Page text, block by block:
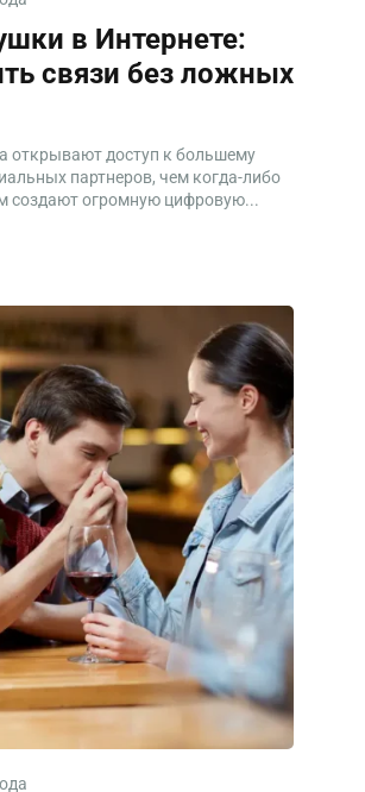
в Интернете:
связи без ложных
открывают доступ к большему
партнеров, чем когда-либо
создают огромную цифровую...